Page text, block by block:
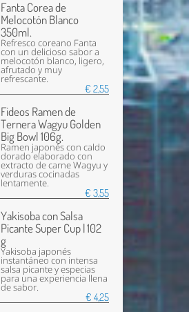
Fanta Corea de
Melocotón Blanco
350ml.
Refresco coreano Fanta
con un delicioso sabor a
melocotón blanco, ligero,
afrutado y muy
refrescante.
€ 2,55
Fideos Ramen de
Ternera Wagyu Golden
Big Bowl 106g.
Ramen japonés con caldo
dorado elaborado con
extracto de carne Wagyu y
verduras cocinadas
lentamente.
€ 3,55
Yakisoba con Salsa
Picante Super Cup | 102
g
Yakisoba japonés
instantáneo con intensa
salsa picante y especias
para una experiencia llena
de sabor.
€ 4,25